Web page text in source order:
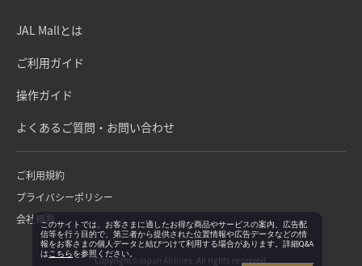
JAL Mallとは
ご利用ガイド
操作ガイド
よくあるご質問・お問い合わせ
ご利用規約
プライバシーポリシー
会社概要
Copyright©Japan Airlines. All rights reserved.
このサイトでは、お客さまに適したお得な商品やサービスの案内、広告配
信等を行う目的で、第三者から提供された位置情報や広告データなどの情
報をお客さまの個人データと結びつけて利用する場合があります。詳細Q&A
は こちらを参照ください。